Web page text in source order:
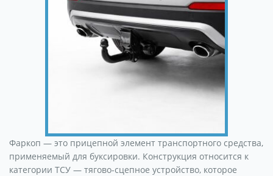
Фаркоп — это прицепной элемент транспортного средства,
применяемый для буксировки. Конструкция относится к
категории ТСУ — тягово-сцепное устройство, которое